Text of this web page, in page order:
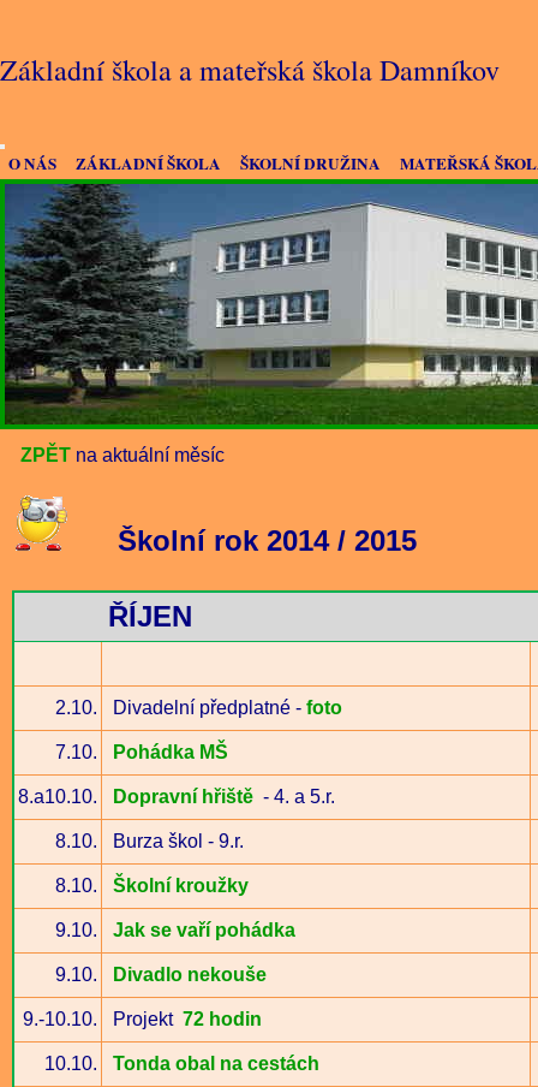
O NÁS ZÁKLADNÍ ŠKOLA ŠKOLNÍ DRUŽINA MATEŘSKÁ
Základní škola a mateřská škola Damníkov
ZPĚT na aktuální měsíc
Školní rok 2014 / 2015
ŘÍJEN
2.10. Divadelní předplatné - foto
7.10. Pohádka MŠ
8.a10.10. Dopravní hřiště - 4. a 5.r.
8.10. Burza škol - 9.r.
8.10. Školní kroužky
9.10. Jak se vaří pohádka
9.10. Divadlo nekouše
9.-10.10. Projekt 72 hodin
10.10. Tonda obal na cestách